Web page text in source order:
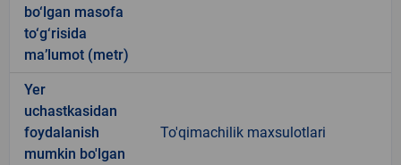
bo‘lgan masofa
to‘g‘risida
ma’lumot (metr)
Yer
uchastkasidan
foydalanish
mumkin bo'lgan
To'qimachilik maxsulotlari